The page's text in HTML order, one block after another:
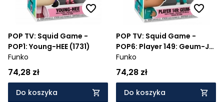
POP TV: Squid Game -
POP1: Young-HEE (1731)
Funko
74,28 zł
Do koszyka
POP TV: Squid Game -
POP6: Player 149: Geum-Ja
(1735)
Funko
74,28 zł
Do koszyka